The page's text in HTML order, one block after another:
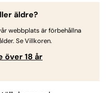
äldre?
webbplats är förbehållna
Se Villkoren.
över 18 år